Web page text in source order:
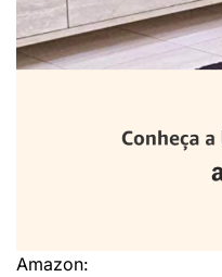
Amazon: